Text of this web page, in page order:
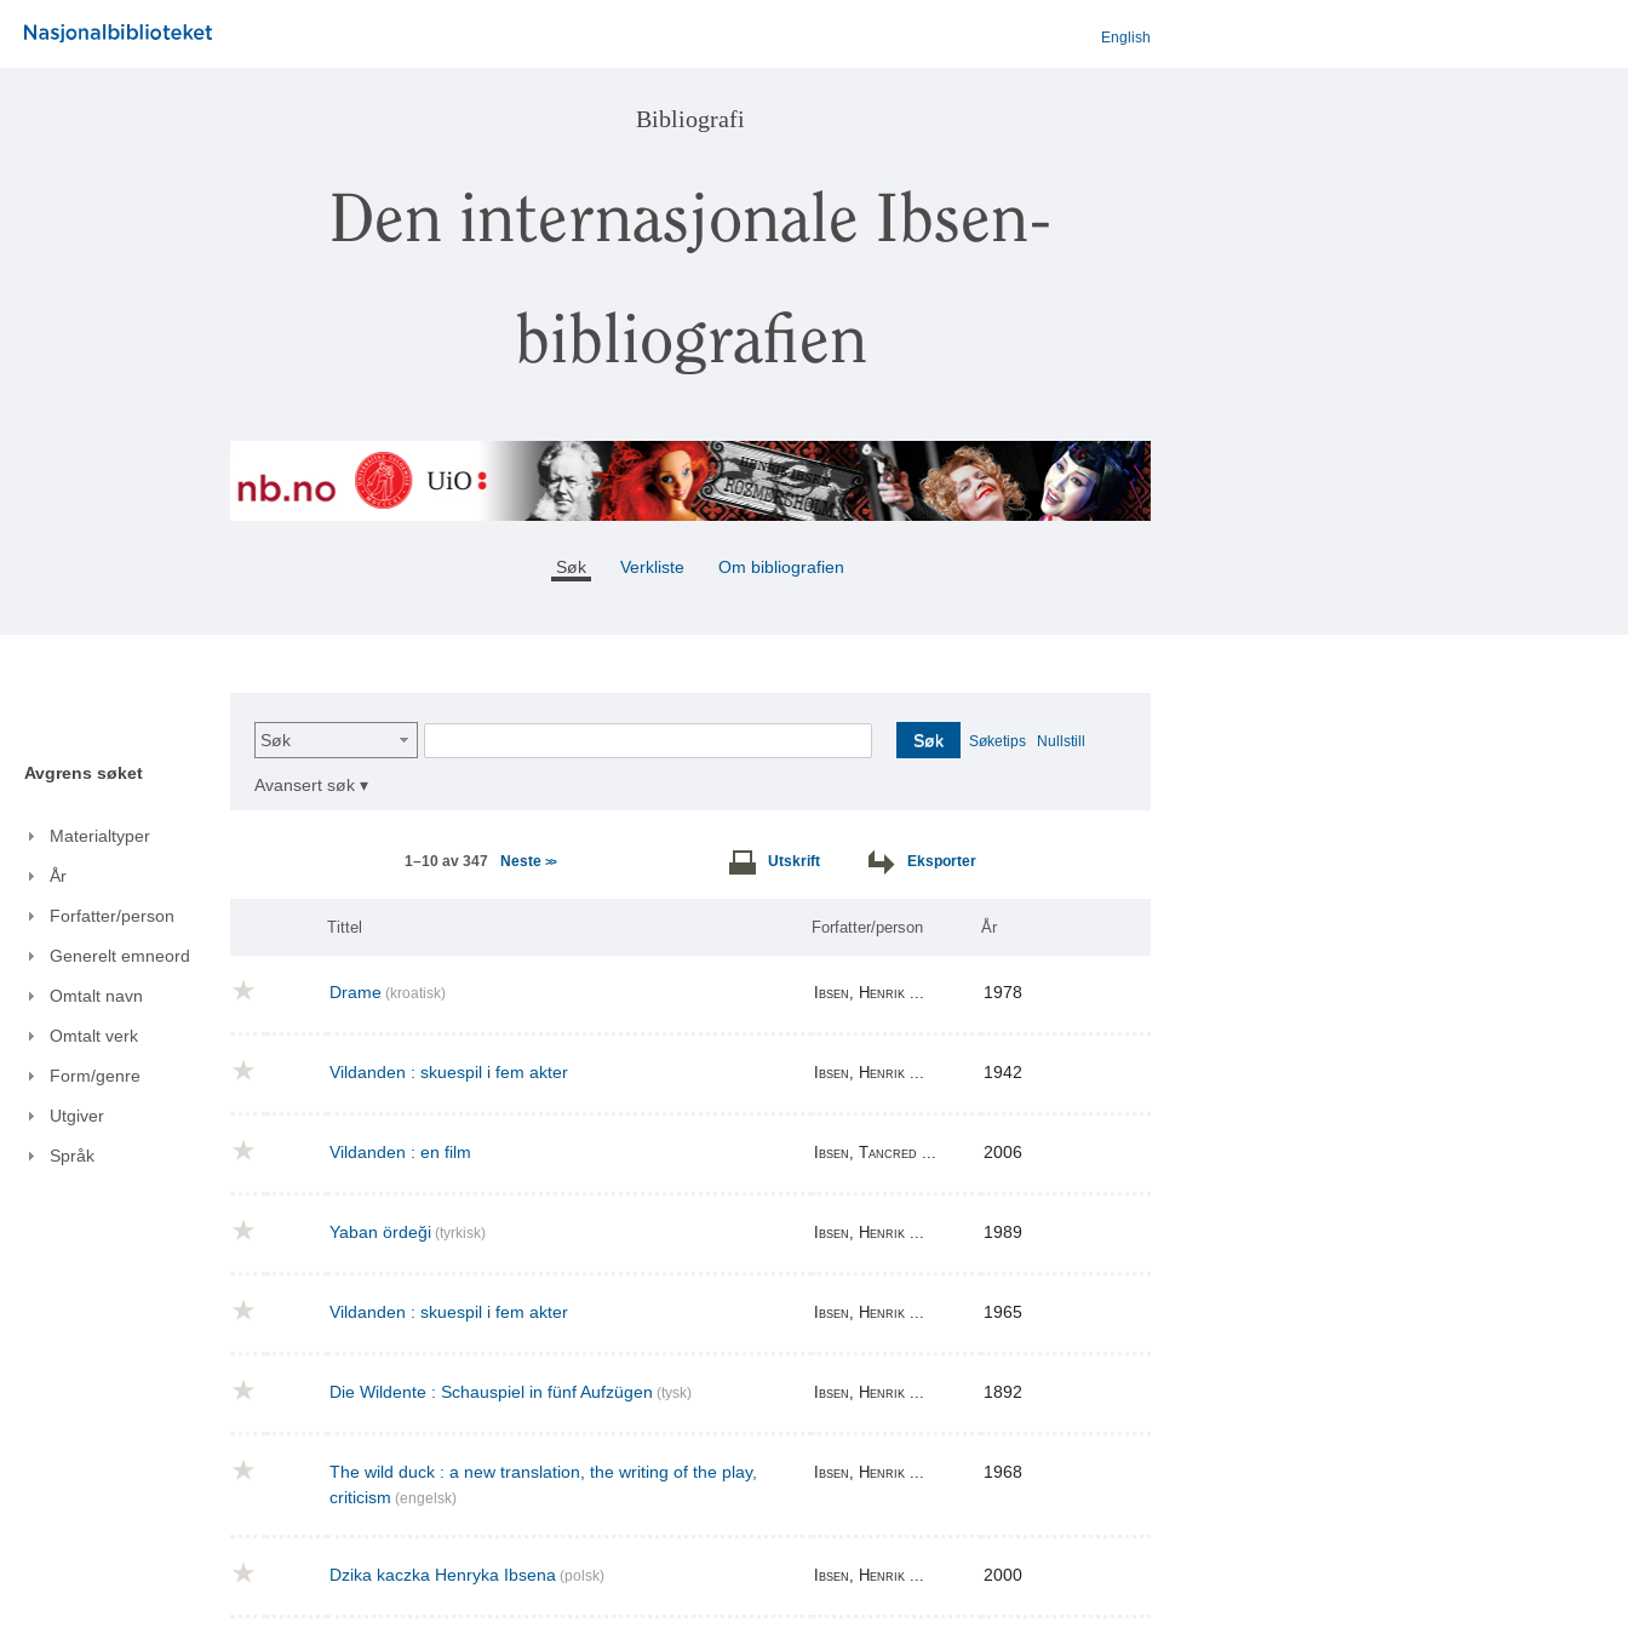
English
Bibliografi
Den internasjonale Ibsen-
bibliografien
Søk Verkliste Om bibliografien
Avgrens søket
Materialtyper
År
Forfatter/person
Generelt emneord
Omtalt navn
Omtalt verk
Form/genre
Utgiver
Språk
Søk Søk Søketips Nullstill
Avansert søk ▾
1–10 av 347 Neste >> Utskrift Eksporter
Tittel Forfatter/person År
Drame (kroatisk) Ibsen, Henrik ... 1978
Vildanden : skuespil i fem akter Ibsen, Henrik ... 1942
Vildanden : en film Ibsen, Tancred ... 2006
Yaban ördeği (tyrkisk) Ibsen, Henrik ... 1989
Vildanden : skuespil i fem akter Ibsen, Henrik ... 1965
Die Wildente : Schauspiel in fünf Aufzügen (tysk) Ibsen, Henrik ... 1892
The wild duck : a new translation, the writing of the play,
criticism (engelsk)
Ibsen, Henrik ... 1968
Dzika kaczka Henryka Ibsena (polsk) Ibsen, Henrik ... 2000